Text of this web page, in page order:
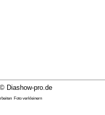
Diashow-pro.de
Foto verkleinern